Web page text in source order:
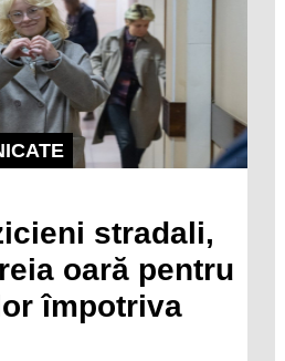
stradali,
oară pentru
împotriva